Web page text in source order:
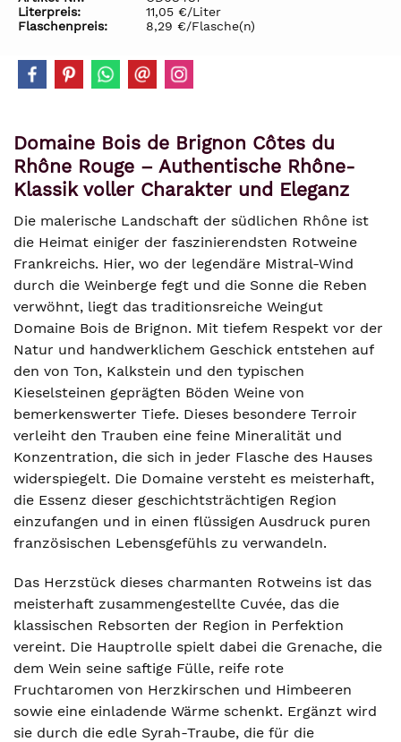
Literpreis:
11,05 €/Liter
Flaschenpreis:
8,29 €/Flasche(n)
Domaine Bois de Brignon Côtes du
Rhône Rouge – Authentische Rhône-
Klassik voller Charakter und Eleganz
Die malerische Landschaft der südlichen Rhône ist
die Heimat einiger der faszinierendsten Rotweine
Frankreichs. Hier, wo der legendäre Mistral-Wind
durch die Weinberge fegt und die Sonne die Reben
verwöhnt, liegt das traditionsreiche Weingut
Domaine Bois de Brignon. Mit tiefem Respekt vor der
Natur und handwerklichem Geschick entstehen auf
den von Ton, Kalkstein und den typischen
Kieselsteinen geprägten Böden Weine von
bemerkenswerter Tiefe. Dieses besondere Terroir
verleiht den Trauben eine feine Mineralität und
Konzentration, die sich in jeder Flasche des Hauses
widerspiegelt. Die Domaine versteht es meisterhaft,
die Essenz dieser geschichtsträchtigen Region
einzufangen und in einen flüssigen Ausdruck puren
französischen Lebensgefühls zu verwandeln.
Das Herzstück dieses charmanten Rotweins ist das
meisterhaft zusammengestellte Cuvée, das die
klassischen Rebsorten der Region in Perfektion
vereint. Die Hauptrolle spielt dabei die Grenache, die
dem Wein seine saftige Fülle, reife rote
Fruchtaromen von Herzkirschen und Himbeeren
sowie eine einladende Wärme schenkt. Ergänzt wird
sie durch die edle Syrah-Traube, die für die